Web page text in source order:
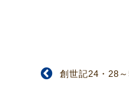
創世記24・28